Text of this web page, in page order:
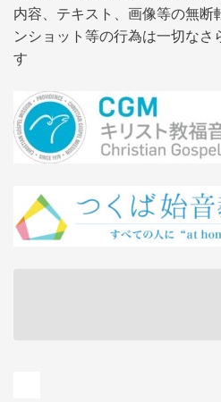
内容、テキスト、画像等の無断
ンショット等の行為は一切なさ
す